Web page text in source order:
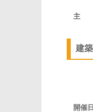
主
建
開催